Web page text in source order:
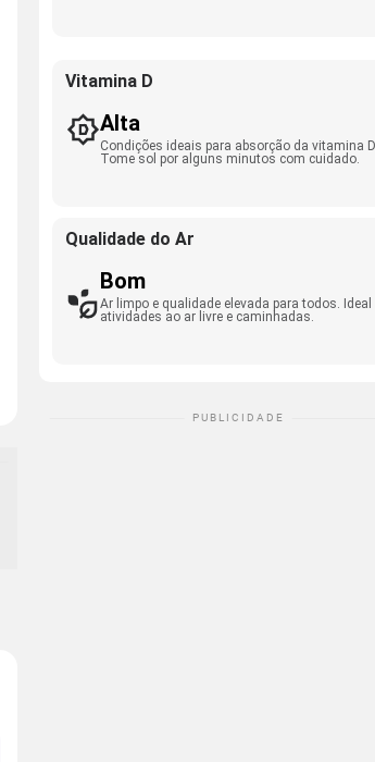
Vitamina D
Alta
Condições ideais para absorção da vitamina
Tome sol por alguns minutos com cuidado.
Qualidade do Ar
Bom
Ar limpo e qualidade elevada para todos. Ideal
atividades ao ar livre e caminhadas.